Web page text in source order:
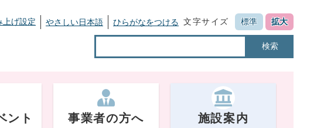
上げ設定 やさしい日本語 ひらがなをつける 文字サイズ 標準 拡大
検索
ント 事業者の方へ 施設案内